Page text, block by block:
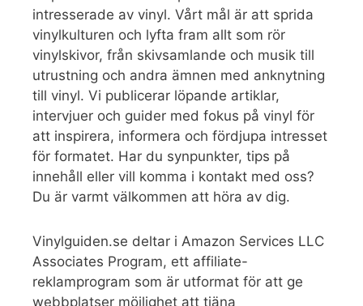
intresserade av vinyl. Vårt mål är att sprida
vinylkulturen och lyfta fram allt som rör
vinylskivor, från skivsamlande och musik till
utrustning och andra ämnen med anknytning
till vinyl. Vi publicerar löpande artiklar,
intervjuer och guider med fokus på vinyl för
att inspirera, informera och fördjupa intresset
för formatet. Har du synpunkter, tips på
innehåll eller vill komma i kontakt med oss?
Du är varmt välkommen att höra av dig.
Vinylguiden.se deltar i Amazon Services LLC
Associates Program, ett affiliate-
reklamprogram som är utformat för att ge
webbplatser möjlighet att tjäna